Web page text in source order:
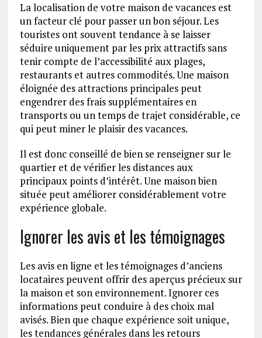
La localisation de votre maison de vacances est
un facteur clé pour passer un bon séjour. Les
touristes ont souvent tendance à se laisser
séduire uniquement par les prix attractifs sans
tenir compte de l’accessibilité aux plages,
restaurants et autres commodités. Une maison
éloignée des attractions principales peut
engendrer des frais supplémentaires en
transports ou un temps de trajet considérable, ce
qui peut miner le plaisir des vacances.
Il est donc conseillé de bien se renseigner sur le
quartier et de vérifier les distances aux
principaux points d’intérêt. Une maison bien
située peut améliorer considérablement votre
expérience globale.
Ignorer les avis et les témoignages
Les avis en ligne et les témoignages d’anciens
locataires peuvent offrir des aperçus précieux sur
la maison et son environnement. Ignorer ces
informations peut conduire à des choix mal
avisés. Bien que chaque expérience soit unique,
les tendances générales dans les retours